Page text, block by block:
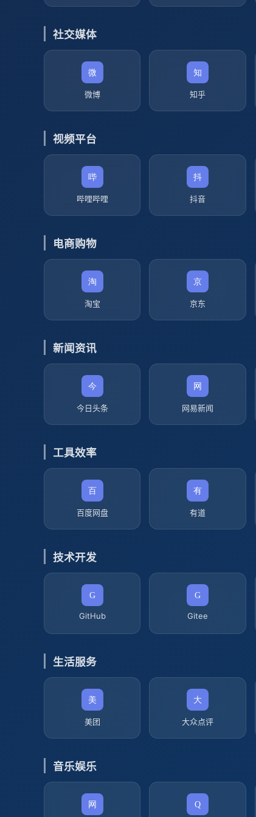
社交媒体
微博 知乎
视频平台
哔哩哔哩 抖音
电商购物
淘宝 京东
新闻资讯
今日头条 网易新闻
工具效率
百度网盘 有道
技术开发
GitHub Gitee
生活服务
美团 大众点评
音乐娱乐